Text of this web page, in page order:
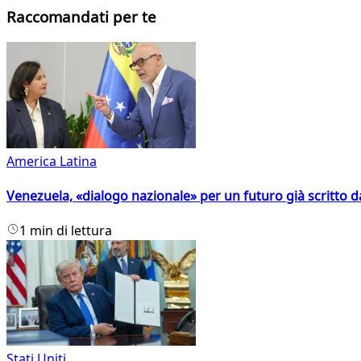
Raccomandati per te
America Latina
Venezuela, «dialogo nazionale» per un futuro già scritto
1 min di lettura